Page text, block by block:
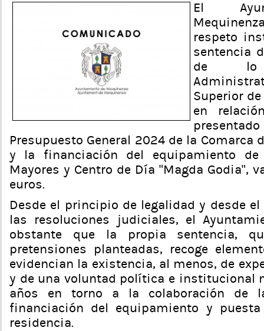
El
respeto
sentencia
de lo
Superior
en
Presupuesto General 2024 de la Comarca
y la financiación del equipamiento de
Mayores y Centro de Día “Magda Godia”,
euros.
Desde el principio de legalidad y desde
las resoluciones judiciales, el
obstante que la propia sentencia,
pretensiones planteadas, recoge
evidencian la existencia, al menos, de
y de una voluntad política e institucional
años en torno a la colaboración de
financiación del equipamiento y
residencia.